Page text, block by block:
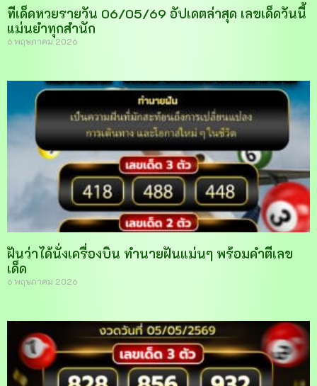
ทีเด็ดหวยรายวัน 06/05/69 อัปเดตล่าสุด เลขเด็ดวันนี้
แม่นยำทุกสำนัก
6 พฤษภาคม 2026
ฝันว่าได้นั่งเครื่องบิน ทำนายฝันแม่นๆ พร้อมคำตีเลข
เด็ด
6 พฤษภาคม 2026